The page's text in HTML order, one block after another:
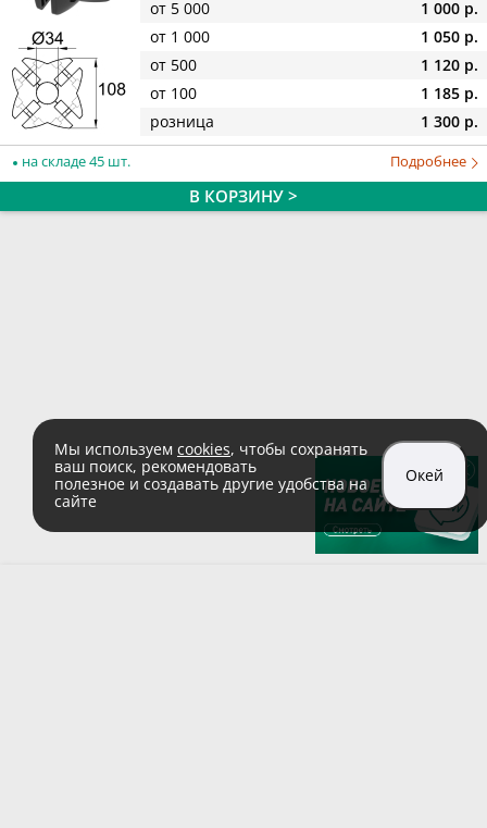
от 5 000
1 000 р.
от 1 000
1 050 р.
от 500
1 120 р.
от 100
1 185 р.
розница
1 300 р.
на складе 45 шт. Подробнее
В КОРЗИНУ >
Мы используем cookies, чтобы сохранять
ваш поиск, рекомендовать
полезное и создавать другие удобства на
сайте
Окей